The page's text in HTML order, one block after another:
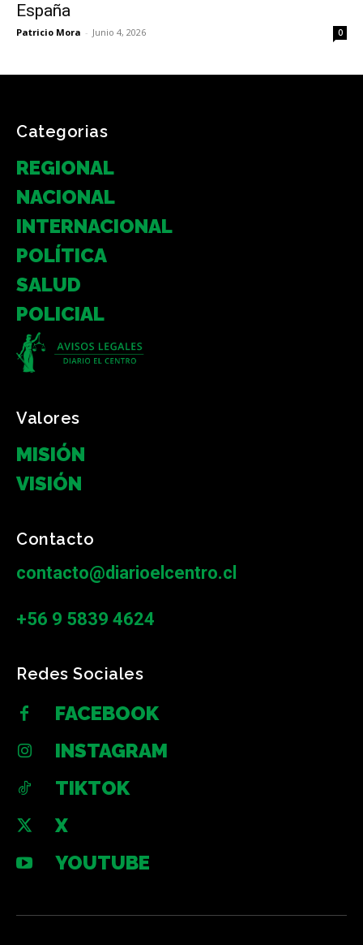
España
Patricio Mora - Junio 4, 2026 0
Categorias
REGIONAL
NACIONAL
INTERNACIONAL
POLÍTICA
SALUD
POLICIAL
Valores
MISIÓN
VISIÓN
Contacto
contacto@diarioelcentro.cl
+56 9 5839 4624
Redes Sociales
FACEBOOK
INSTAGRAM
TIKTOK
X
YOUTUBE